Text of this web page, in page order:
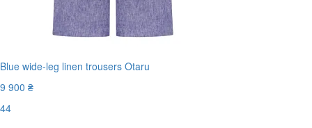
Blue wide-leg linen trousers Otaru
9 900 ₴
44